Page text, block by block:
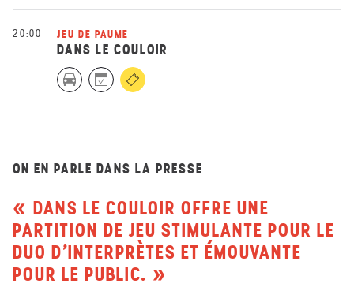
20:00 JEU DE PAUME
DANS LE COULOIR
ON EN PARLE DANS LA PRESSE
DANS LE COULOIR OFFRE UNE
PARTITION DE JEU STIMULANTE POUR LE
DUO D’INTERPRÈTES ET ÉMOUVANTE
POUR LE PUBLIC.